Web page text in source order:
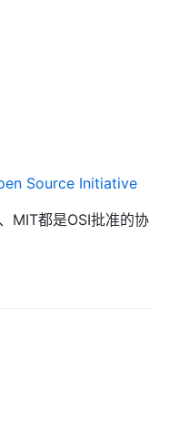
Source Initiative
MIT都是OSI批准的协